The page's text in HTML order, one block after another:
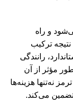
و راه
ترکیب
رانندگی
مؤثر از آن
نه‌تنها هزینه‌ها
می‌کند.